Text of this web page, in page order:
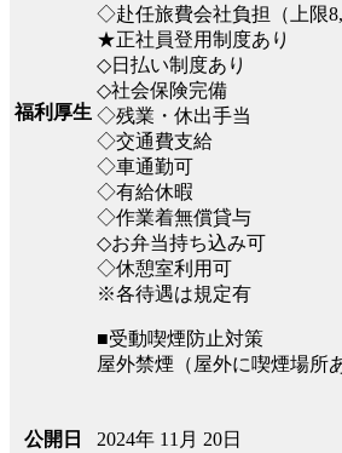
福利厚生
◇赴任旅費会社負担（上限
★正社員登用制度あり
◇日払い制度あり
◇社会保険完備
◇残業・休出手当
◇交通費支給
◇車通勤可
◇有給休暇
◇作業着無償貸与
◇お弁当持ち込み可
◇休憩室利用可
※各待遇は規定有
■受動喫煙防止対策
屋外禁煙（屋外に喫煙場所
公開日 2024年 11月 20日